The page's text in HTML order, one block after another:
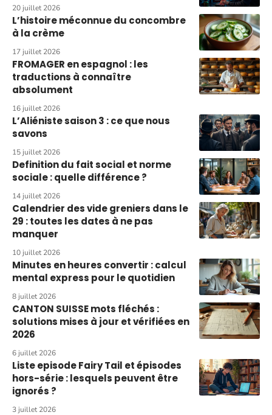
20 juillet 2026
L’histoire méconnue du concombre
à la crème
17 juillet 2026
FROMAGER en espagnol : les
traductions à connaître
absolument
16 juillet 2026
L’Aliéniste saison 3 : ce que nous
savons
15 juillet 2026
Definition du fait social et norme
sociale : quelle différence ?
14 juillet 2026
Calendrier des vide greniers dans le
29 : toutes les dates à ne pas
manquer
10 juillet 2026
Minutes en heures convertir : calcul
mental express pour le quotidien
8 juillet 2026
CANTON SUISSE mots fléchés :
solutions mises à jour et vérifiées en
2026
6 juillet 2026
Liste episode Fairy Tail et épisodes
hors-série : lesquels peuvent être
ignorés ?
3 juillet 2026